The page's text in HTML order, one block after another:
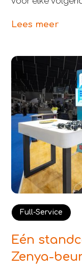
Lees meer
Full-Service
Eén
Zenya-